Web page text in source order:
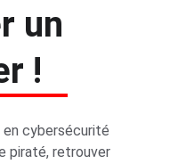
un
!
cybersécurité
piraté, retrouver